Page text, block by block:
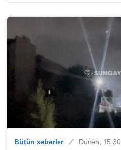
Bütün xəbərlər Dünən, 15:30